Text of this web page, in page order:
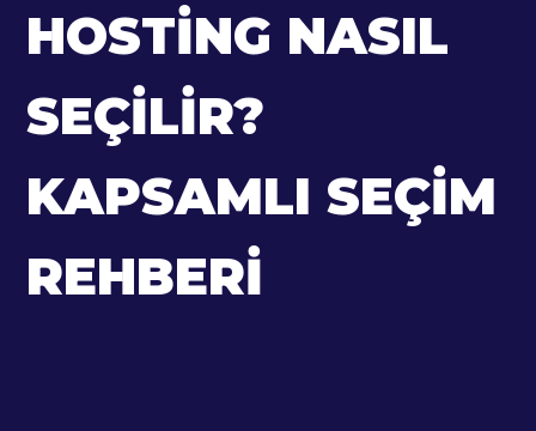
HOSTING NASIL
SEÇILIR?
KAPSAMLI SEÇIM
REHBERI